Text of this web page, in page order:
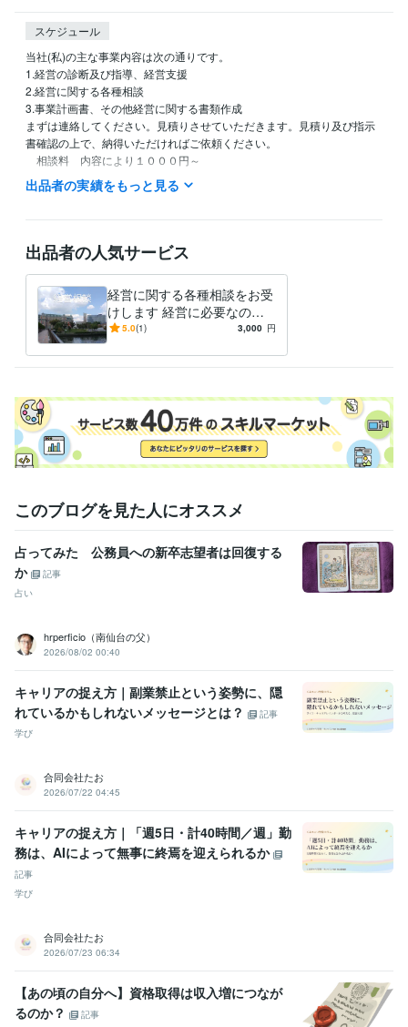
スケジュール
当社(私)の主な事業内容は次の通りです。
1.経営の診断及び指導、経営支援
2.経営に関する各種相談
3.事業計画書、その他経営に関する書類作成
まずは連絡してください。見積りさせていただきます。見積り及び指示
書確認の上で、納得いただければご依頼ください。
相談料　内容により１０００円～
書面作成料　内容により３０００円～
ビジネス代行・事務代行 事業計画書・書類作成　経営計画の立案 経
経営コンサルティング
出品者の実績をもっと見る
出品者の人気サービス
経営に関する各種相談をお受
けします 経営に必要なの
は、大事に至らない予防的対
5.0(1) 3,000 円
このブログを見た人にオススメ
占ってみた 公務員への新卒志望者は回復する
か
記事
占い
hrperficio（南仙台の父）
2026/08/02 00:40
キャリアの捉え方｜副業禁止という姿勢に、隠
れているかもしれないメッセージとは？
記事
学び
合同会社たお
2026/07/22 04:45
キャリアの捉え方｜「週5日・計40時間／週」勤
務は、AIによって無事に終焉を迎えられるか
記事
学び
合同会社たお
2026/07/23 06:34
【あの頃の自分へ】資格取得は収入増につなが
るのか？
記事